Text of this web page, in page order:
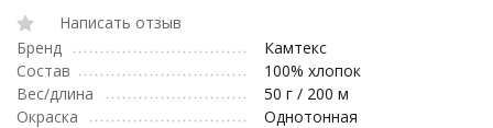
Написать отзыв
Бренд
Камтекс
Состав
100% хлопок
Вес/длина
50 г / 200 м
Окраска
Однотонная